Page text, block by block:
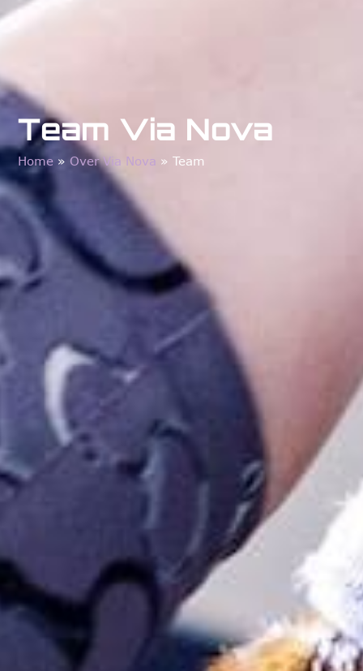
Team Via Nova
Home »Over Via Nova »Team